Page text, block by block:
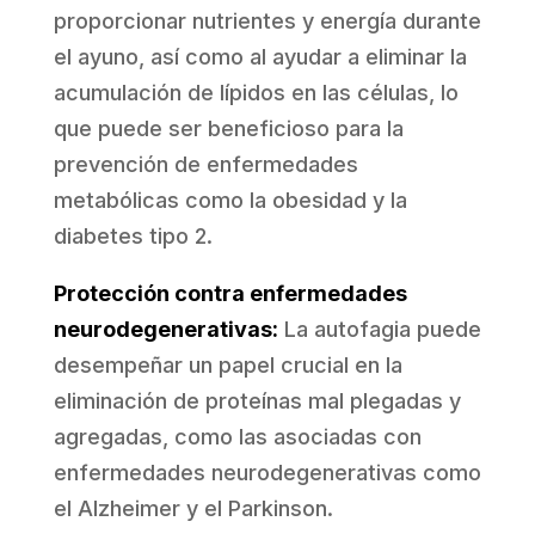
proporcionar nutrientes y energía durante
el ayuno, así como al ayudar a eliminar la
acumulación de lípidos en las células, lo
que puede ser beneficioso para la
prevención de enfermedades
metabólicas como la obesidad y la
diabetes tipo 2.
Protección contra enfermedades
neurodegenerativas: La autofagia puede
desempeñar un papel crucial en la
eliminación de proteínas mal plegadas y
agregadas, como las asociadas con
enfermedades neurodegenerativas como
el Alzheimer y el Parkinson.